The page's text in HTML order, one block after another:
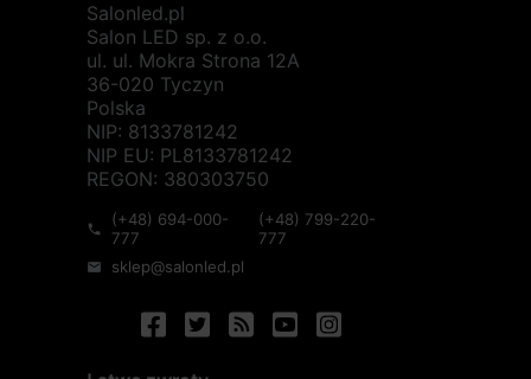
Salonled.pl
Salon LED sp. z o.o.
ul. ul. Mokra Strona 12A
36-020 Tyczyn
Polska
NIP: 8133781242
NIP EU: PL8133781242
REGON: 380303750
phone
(+48) 694-000-
777
(+48) 799-220-
777
mail sklep@salonled.pl